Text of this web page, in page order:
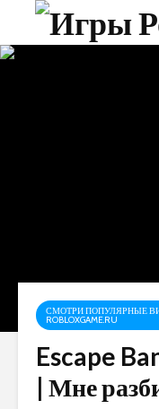
СМОТРИ ПОПУЛЯРНЫЕ
ROBLOXGAME.RU
Escape
| Мне